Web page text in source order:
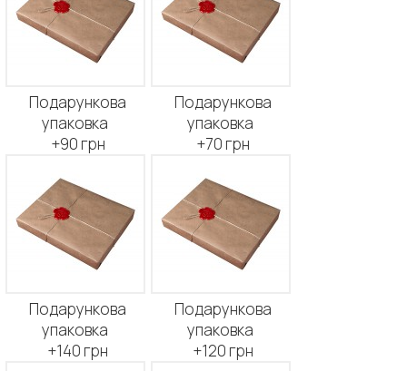
Подарункова
упаковка
+90 грн
Подарункова
упаковка
+70 грн
Подарункова
упаковка
+140 грн
Подарункова
упаковка
+120 грн